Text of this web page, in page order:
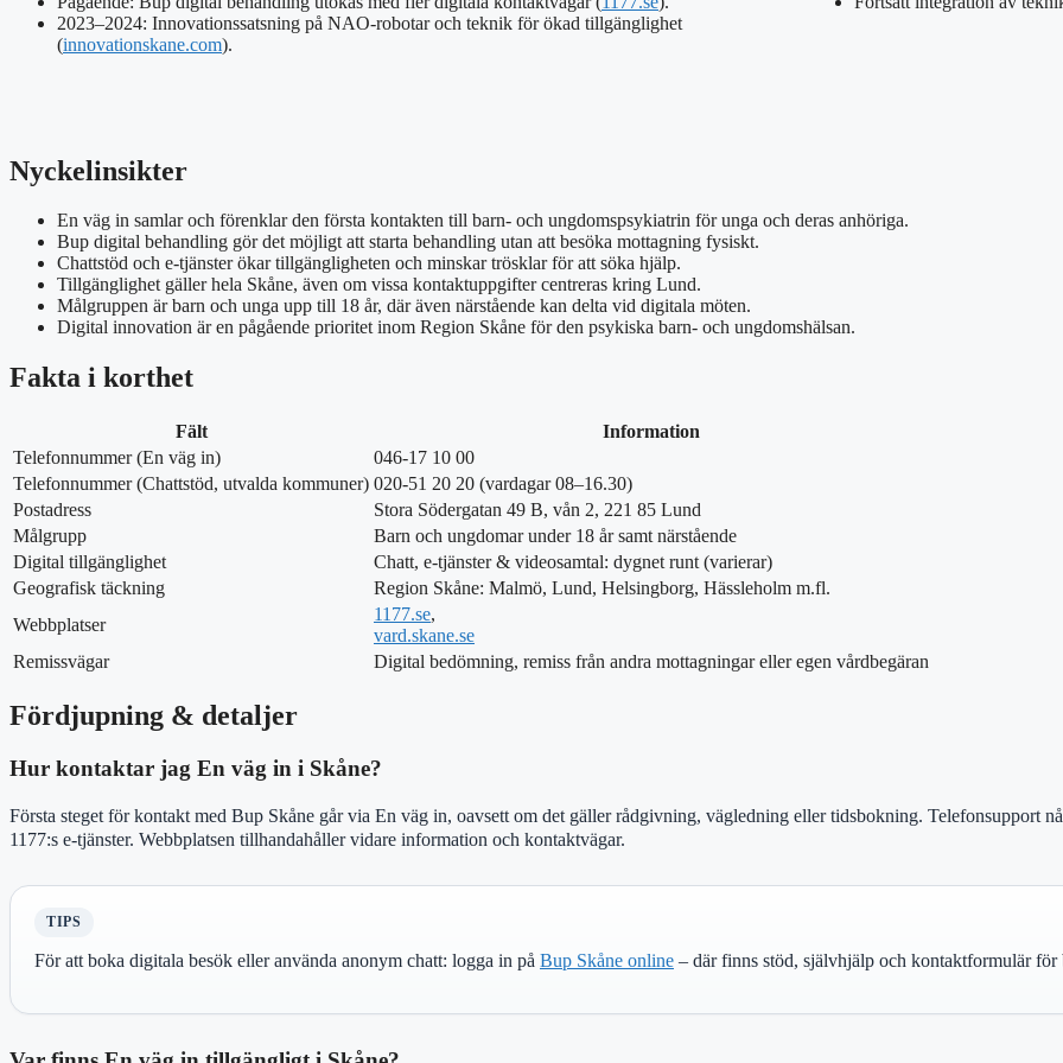
2023–2024: Innovationssatsning på NAO-robotar och teknik för ökad tillgänglighet
(innovationskane.com).
Nyckelinsikter
En väg in samlar och förenklar den första kontakten till barn- och ungdomspsykiatrin för unga och deras anhöriga.
Bup digital behandling gör det möjligt att starta behandling utan att besöka mottagning fysiskt.
Chattstöd och e-tjänster ökar tillgängligheten och minskar trösklar för att söka hjälp.
Tillgänglighet gäller hela Skåne, även om vissa kontaktuppgifter centreras kring Lund.
Målgruppen är barn och unga upp till 18 år, där även närstående kan delta vid digitala möten.
Digital innovation är en pågående prioritet inom Region Skåne för den psykiska barn- och ungdomshälsan.
Fakta i korthet
Fält
Information
Telefonnummer (En väg in)
046-17 10 00
Telefonnummer (Chattstöd, utvalda kommuner) 020-51 20 20 (vardagar 08–16.30)
Postadress
Stora Södergatan 49 B, vån 2, 221 85 Lund
Målgrupp
Barn och ungdomar under 18 år samt närstående
Digital tillgänglighet
Chatt, e-tjänster & videosamtal: dygnet runt (varierar)
Geografisk täckning
Region Skåne: Malmö, Lund, Helsingborg, Hässleholm m.fl.
Webbplatser
1177.se,
vard.skane.se
Remissvägar
Digital bedömning, remiss från andra mottagningar eller egen vårdbegäran
Fördjupning & detaljer
Hur kontaktar jag En väg in i Skåne?
Första steget för kontakt med Bup Skåne går via En väg in, oavsett om det gäller rådgivning, vägledning eller tidsbokning. Telefonsupport
1177:s e-tjänster. Webbplatsen tillhandahåller vidare information och kontaktvägar.
TIPS
För att boka digitala besök eller använda anonym chatt: logga in på Bup Skåne online – där finns stöd, självhjälp och kontaktformulär för